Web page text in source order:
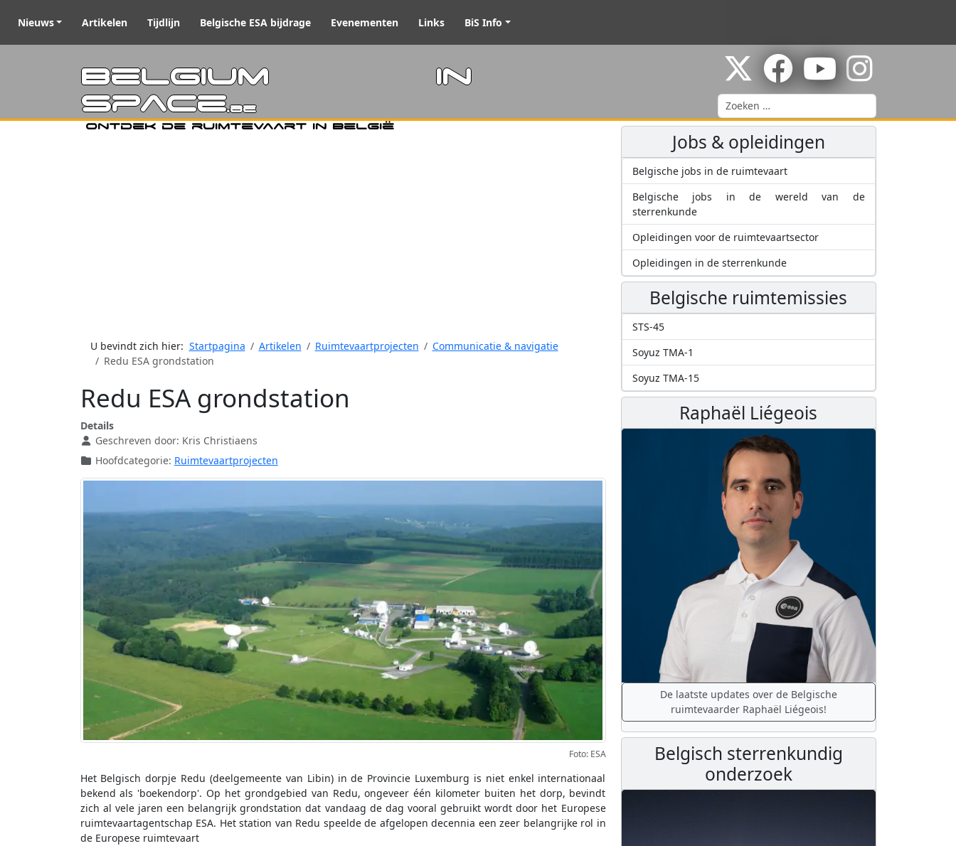
Nieuws Artikelen Tijdlijn Belgische ESA bijdrage Evenementen Links BiS Info
Belgium in
Space.be
Ontdek de ruimtevaart in België
Zoeken
U bevindt zich hier: Startpagina Artikelen Ruimtevaartprojecten
Communicatie & navigatie
Redu ESA grondstation
Redu ESA grondstation
Details
Geschreven door: Kris Christiaens
Hoofdcategorie: Ruimtevaartprojecten
Foto: ESA
Het Belgisch dorpje Redu (deelgemeente van Libin) in de Provincie Luxemburg is niet enkel internationaal
bekend als 'boekendorp'. Op het grondgebied van Redu, ongeveer één kilometer buiten het dorp, bevindt
zich al vele jaren een belangrijk grondstation dat vandaag de dag vooral gebruikt wordt door het Europese
ruimtevaartagentschap ESA. Het station van Redu speelde de afgelopen decennia een zeer belangrijke rol in
de Europese ruimtevaart
Jobs & opleidingen
Belgische jobs in de ruimtevaart
Belgische jobs in de wereld van de
sterrenkunde
Opleidingen voor de ruimtevaartsector
Opleidingen in de sterrenkunde
Belgische ruimtemissies
STS-45
Soyuz TMA-1
Soyuz TMA-15
Raphaël Liégeois
De laatste updates over de Belgische
ruimtevaarder Raphaël Liégeois!
Belgisch sterrenkundig
onderzoek